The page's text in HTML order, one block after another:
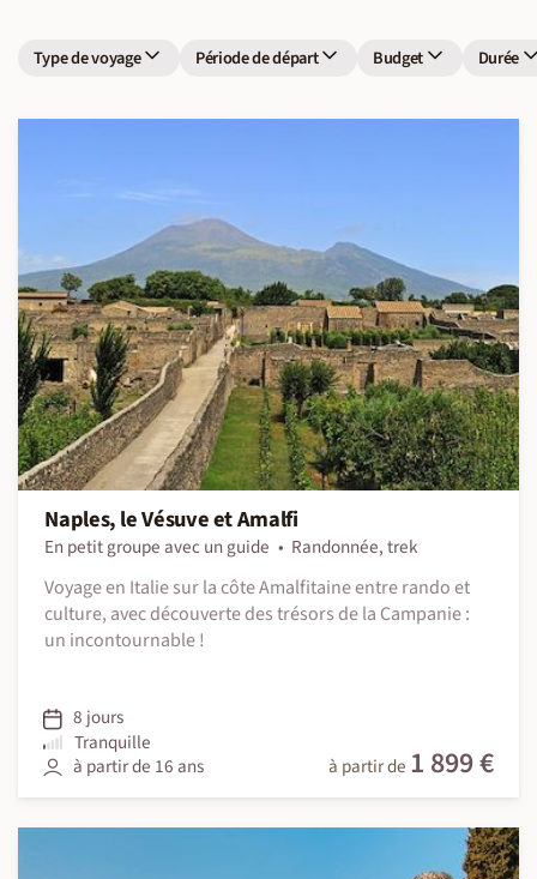
Type de voyage Période de départ Budget Durée
Naples, le Vésuve et Amalfi
En petit groupe avec un guide
Randonnée, trek
Voyage en Italie sur la côte Amalfitaine entre rando et
culture, avec découverte des trésors de la Campanie :
un incontournable !
8 jours
Tranquille
à partir de 16 ans
à partir de 1 899 €